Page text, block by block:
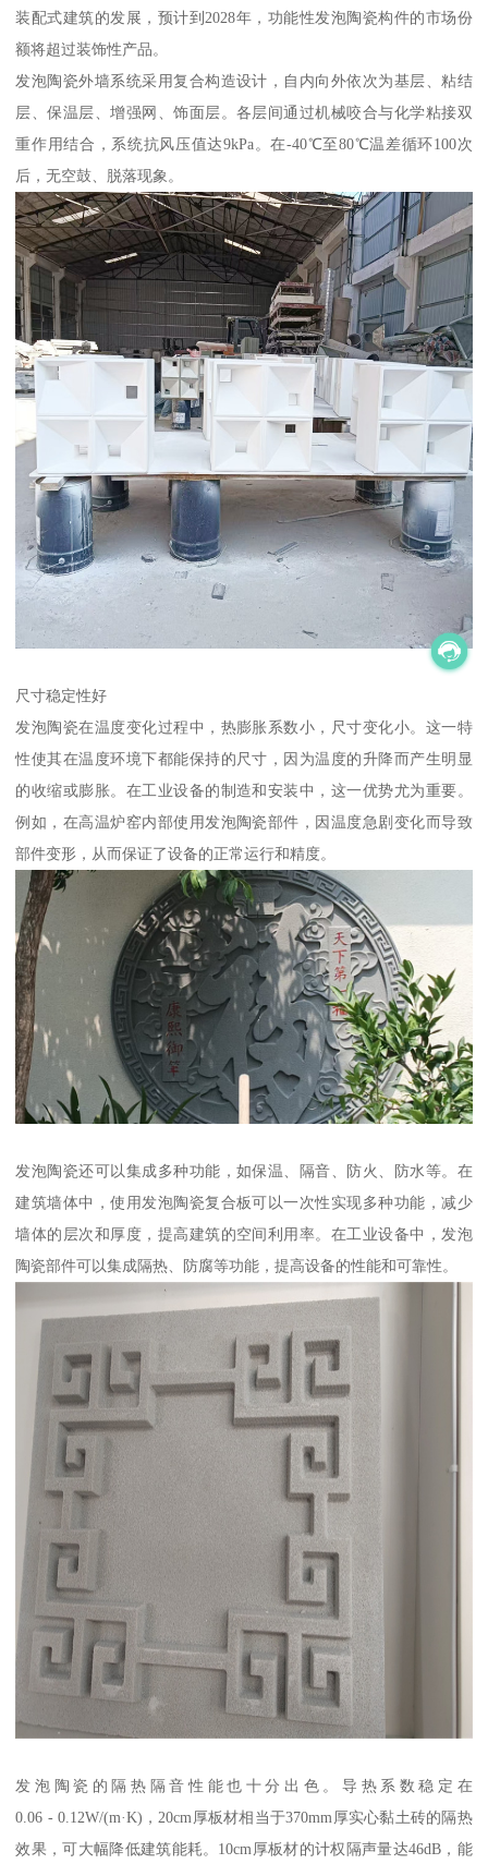
装配式建筑的发展，预计到2028年，功能性发泡陶瓷构件的市场份
额将超过装饰性产品。
发泡陶瓷外墙系统采用复合构造设计，自内向外依次为基层、粘结
层、保温层、增强网、饰面层。各层间通过机械咬合与化学粘接双
重作用结合，系统抗风压值达9kPa。在-40℃至80℃温差循环100次
后，无空鼓、脱落现象。
尺寸稳定性好
发泡陶瓷在温度变化过程中，热膨胀系数小，尺寸变化小。这一特
性使其在温度环境下都能保持的尺寸，因为温度的升降而产生明显
的收缩或膨胀。在工业设备的制造和安装中，这一优势尤为重要。
例如，在高温炉窑内部使用发泡陶瓷部件，因温度急剧变化而导致
部件变形，从而保证了设备的正常运行和精度。
发泡陶瓷还可以集成多种功能，如保温、隔音、防火、防水等。在
建筑墙体中，使用发泡陶瓷复合板可以一次性实现多种功能，减少
墙体的层次和厚度，提高建筑的空间利用率。在工业设备中，发泡
陶瓷部件可以集成隔热、防腐等功能，提高设备的性能和可靠性。
发泡陶瓷的隔热隔音性能也十分出色。导热系数稳定在
0.06 - 0.12W/(m·K)，20cm厚板材相当于370mm厚实心黏土砖的隔热
效果，可大幅降低建筑能耗。10cm厚板材的计权隔声量达46dB，能